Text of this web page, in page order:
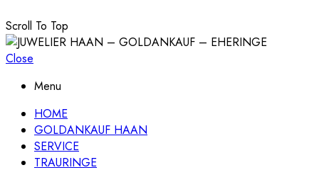
Scroll To Top
Close
Menu
HOME
GOLDANKAUF HAAN
SERVICE
TRAURINGE